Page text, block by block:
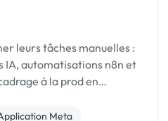
leurs tâches manuelles :
IA, automatisations n8n et
à la prod en
Meta